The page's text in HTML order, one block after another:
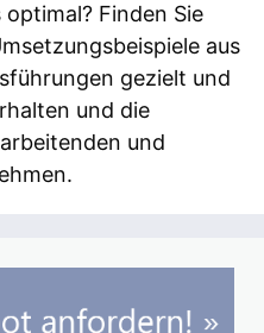
Finden Sie
aus
gezielt und
und die
und